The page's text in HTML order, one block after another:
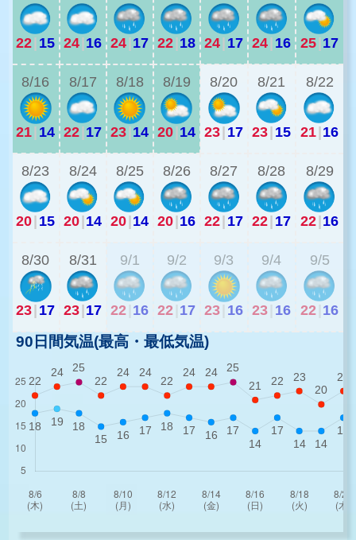
22| 15 24|16 24|17 22|18 24| 17 24| 16 25|17
8/16
21| 14
8/17
22|17
8/18
23|14
8/19
20|14
8/20
23| 17
8/21
23| 15
8/22
21|16
8/23
20| 15
8/24
20|14
8/25
20|14
8/26
20|16
8/27
22| 17
8/28
22| 17
8/29
22|16
8/30
23| 17
8/31
23|17
9/1
22 16
9/2
22 17
9/3
23 16
9/4
23 16
9/5
22 16
90日間気温(最高・最低気温)